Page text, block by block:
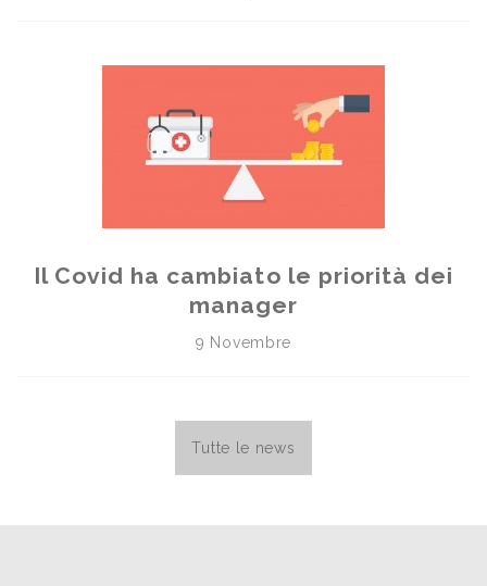
Il Covid ha cambiato le priorità dei
manager
9 Novembre
Tutte le news